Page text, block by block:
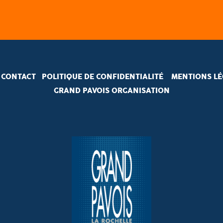
CONTACT POLITIQUE DE CONFIDENTIALITÉ
MENTIONS
GRAND PAVOIS ORGANISATION